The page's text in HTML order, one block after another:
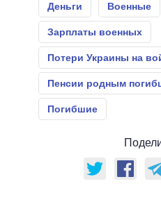
Деньги Военные
Зарплаты военных
Потери Украины на
Пенсии родным
Погибшие